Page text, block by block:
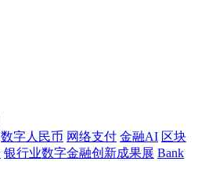
数字人民币 网络支付 金融AI 区块
银行业数字金融创新成果展 Bank